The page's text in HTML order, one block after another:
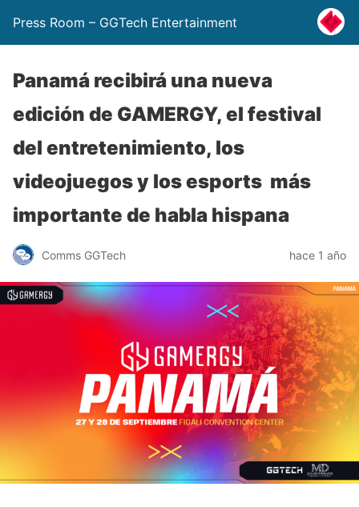
Press Room – GGTech Entertainment
Panamá recibirá una nueva
edición de GAMERGY, el festival
del entretenimiento, los
videojuegos y los esports más
importante de habla hispana
Comms GGTech hace 1 año